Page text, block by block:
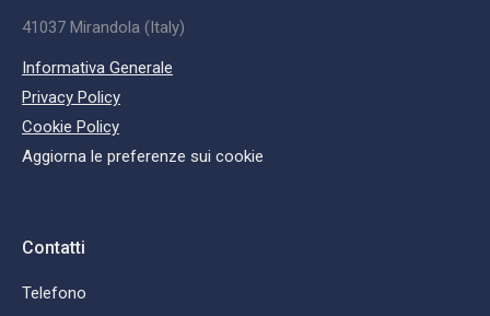
41037 Mirandola (Italy)
Informativa Generale
Privacy Policy
Cookie Policy
Aggiorna le preferenze sui cookie
Contatti
Telefono